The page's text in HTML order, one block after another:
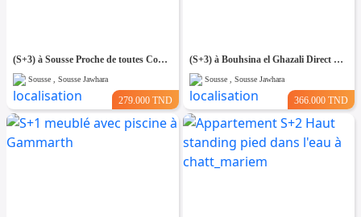
(S+3) à Sousse Proche de toutes Commodités
Sousse , Sousse Jawhara
279.000 TND
(S+3) à Bouhsina el Ghazali Direct Promoteur
Sousse , Sousse Jawhara
366.000 TND